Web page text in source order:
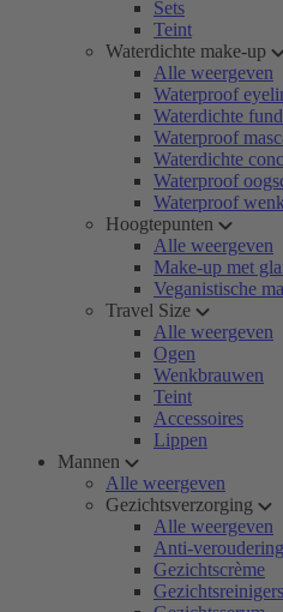
Sets
Teint
Waterdichte make-up
Alle weergeven
Waterproof
Waterdichte
Waterproof
Waterdichte
Waterproof
Waterproof
Hoogtepunten
Alle weergeven
Make-up met
Veganistische
Travel Size
Alle weergeven
Ogen
Wenkbrauwen
Teint
Accessoires
Lippen
Mannen
Alle weergeven
Gezichtsverzorging
Alle weergeven
Anti-veroudering
Gezichtscrème
Gezichtsreinigers